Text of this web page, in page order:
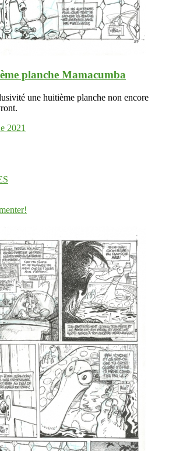
planche Mamacumba
une huitième planche non encore
2021